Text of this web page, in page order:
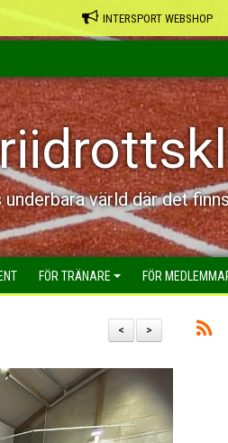
INTERSPORT WEBSHOP
värld där det
FÖR TRÄNARE FÖR
>
<